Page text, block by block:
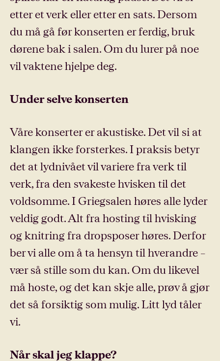
etter et verk eller etter en sats. Dersom
du må gå før konserten er ferdig, bruk
dørene bak i salen. Om du lurer på noe
vil vaktene hjelpe deg.
Under selve konserten
Våre konserter er akustiske. Det vil si at
klangen ikke forsterkes. I praksis betyr
det at lydnivået vil variere fra verk til
verk, fra den svakeste hvisken til det
voldsomme. I Griegsalen høres alle lyder
veldig godt. Alt fra hosting til hvisking
og knitring fra dropsposer høres. Derfor
ber vi alle om å ta hensyn til hverandre –
vær så stille som du kan. Om du likevel
må hoste, og det kan skje alle, prøv å gjør
det så forsiktig som mulig. Litt lyd tåler
vi.
Når skal jeg klappe?